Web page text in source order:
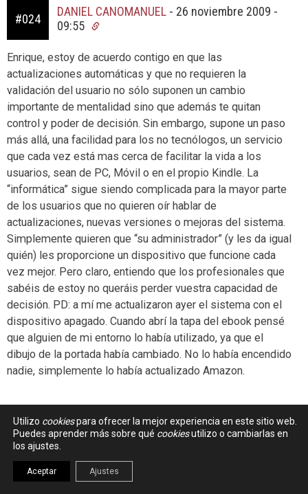
#024
DANIEL CANOMANUEL - 26 noviembre 2009 -
09:55
Enrique, estoy de acuerdo contigo en que las
actualizaciones automáticas y que no requieren la
validación del usuario no sólo suponen un cambio
importante de mentalidad sino que además te quitan
control y poder de decisión. Sin embargo, supone un paso
más allá, una facilidad para los no tecnólogos, un servicio
que cada vez está mas cerca de facilitar la vida a los
usuarios, sean de PC, Móvil o en el propio Kindle. La
“informática” sigue siendo complicada para la mayor parte
de los usuarios que no quieren oír hablar de
actualizaciones, nuevas versiones o mejoras del sistema.
Simplemente quieren que “su administrador” (y les da igual
quién) les proporcione un dispositivo que funcione cada
vez mejor. Pero claro, entiendo que los profesionales que
sabéis de estoy no queráis perder vuestra capacidad de
decisión. PD: a mí me actualizaron ayer el sistema con el
dispositivo apagado. Cuando abrí la tapa del ebook pensé
que alguien de mi entorno lo había utilizado, ya que el
dibujo de la portada había cambiado. No lo había encendido
nadie, simplemente lo había actualizado Amazon.
#025 JULIO-26 noviembre 2009 - 10:04
El problema es que nadie lee la letra pequeña del
condicionado general o particular del aparato y del
Utilizo cookiespara ofrecer la mejor experiencia en este sitio web.
Puedes aprender más sobre qué cookiesutilizo o cambiarlas en
los ajustes.
Aceptar Ajustes